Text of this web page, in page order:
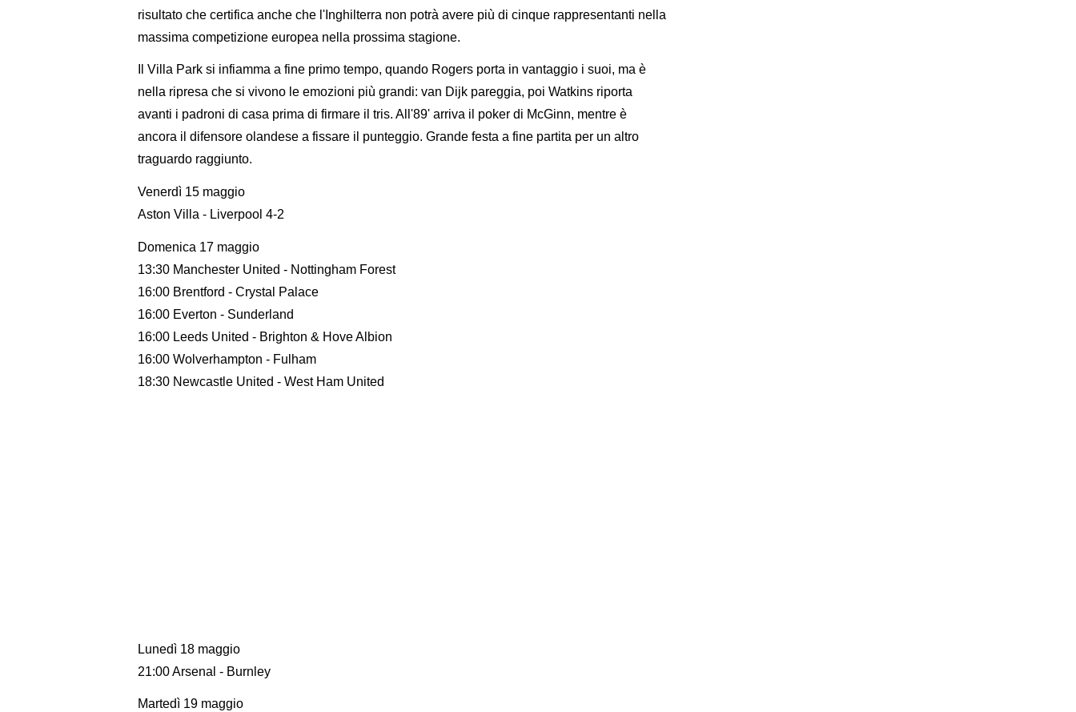
risultato che certifica anche che l'Inghilterra non potrà avere più di cinque rappresentanti nella
massima competizione europea nella prossima stagione.
Il Villa Park si infiamma a fine primo tempo, quando Rogers porta in vantaggio i suoi, ma è
nella ripresa che si vivono le emozioni più grandi: van Dijk pareggia, poi Watkins riporta
avanti i padroni di casa prima di firmare il tris. All'89' arriva il poker di McGinn, mentre è
ancora il difensore olandese a fissare il punteggio. Grande festa a fine partita per un altro
traguardo raggiunto.
Venerdì 15 maggio
Aston Villa - Liverpool 4-2
Domenica 17 maggio
13:30 Manchester United - Nottingham Forest
16:00 Brentford - Crystal Palace
16:00 Everton - Sunderland
16:00 Leeds United - Brighton & Hove Albion
16:00 Wolverhampton - Fulham
18:30 Newcastle United - West Ham United
Lunedì 18 maggio
21:00 Arsenal - Burnley
Martedì 19 maggio